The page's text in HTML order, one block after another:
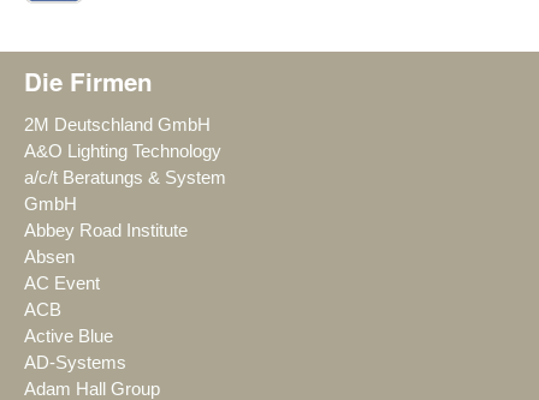
Die Firmen
2M Deutschland GmbH
A&O Lighting Technology
a/c/t Beratungs & System
GmbH
Abbey Road Institute
Absen
AC Event
ACB
Active Blue
AD-Systems
Adam Hall Group